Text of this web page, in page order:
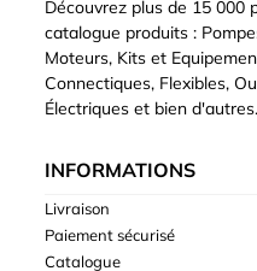
Découvrez plus de 15 000
catalogue produits :
Moteurs, Kits et
Connectiques, Flexibles,
Électriques et bien d'autres.
INFORMATIONS
Livraison
Paiement sécurisé
Catalogue